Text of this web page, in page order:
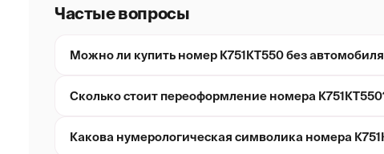
Частые вопросы
Можно ли купить номер К751КТ550 без
Сколько стоит переоформление номера
Какова нумерологическая символика номера